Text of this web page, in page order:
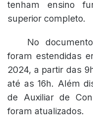
tenham ensino
superior completo.
No
foram estendidas
2024, a partir das
até as 16h. Além
de Auxiliar de
foram atualizados.